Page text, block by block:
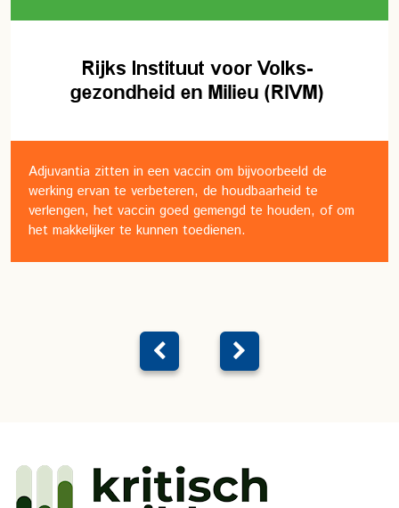
Adjuvantia zitten in een vaccin om bijvoorbeeld de
werking ervan te verbeteren, de houdbaarheid te
verlengen, het vaccin goed gemengd te houden, of om
het makkelijker te kunnen toedienen.